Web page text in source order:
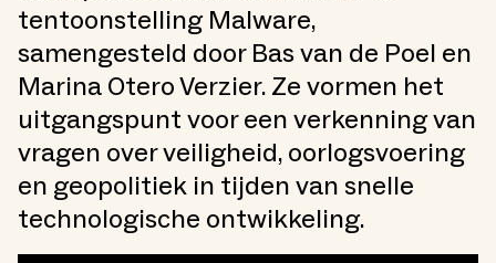
tentoonstelling Malware,
samengesteld door Bas van de Poel en
Marina Otero Verzier. Ze vormen het
uitgangspunt voor een verkenning van
vragen over veiligheid, oorlogsvoering
en geopolitiek in tijden van snelle
technologische ontwikkeling.